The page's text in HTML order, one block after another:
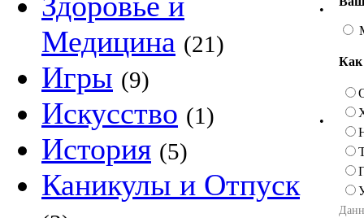
Медицина (21)
Игры (9)
Искусство (1)
История (5)
Каникулы и Отпуск
•
•
Как